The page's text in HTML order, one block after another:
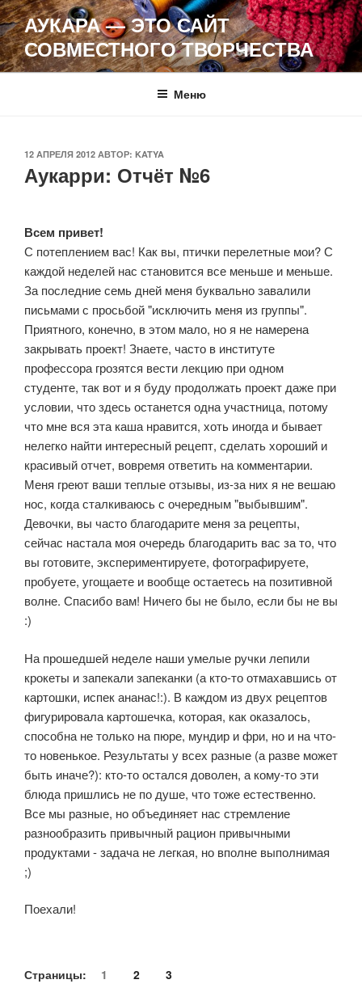
Перейти
к
содержимому
АУКАРА — ЭТО САЙТ
СОВМЕСТНОГО ТВОРЧЕСТВА
Меню
ОПУБЛИКОВАНО
12 АПРЕЛЯ 2012 АВТОР: KATYA
Аукарри: Отчёт №6
Всем привет!
С потеплением вас! Как вы, птички перелетные мои?С
каждой неделей нас становится все меньше и меньше.
За последние семь дней меня буквально завалили
письмами с просьбой "исключить меня из группы".
Приятного, конечно, в этом мало, но я не намерена
закрывать проект! Знаете, часто в институте
профессора грозятся вести лекцию при одном
студенте, так вот и я буду продолжать проект даже при
условии, что здесь останется одна участница, потому
что мне вся эта каша нравится, хоть иногда и бывает
нелегко найти интересный рецепт, сделать хороший и
красивый отчет, вовремя ответить на комментарии.
Меня греют ваши теплые отзывы, из-за них я не вешаю
нос, когда сталкиваюсь с очередным "выбывшим".
Девочки, вы часто благодарите меня за рецепты,
сейчас настала моя очередь благодарить вас за то, что
вы готовите, экспериментируете, фотографируете,
пробуете, угощаете и вообще остаетесь на позитивной
волне. Спасибо вам! Ничего бы не было, если бы не вы
:)
На прошедшей неделе наши умелые ручки лепили
крокеты и запекали запеканки (а кто-то отмахавшись от
картошки, испек ананас!:). В каждом из двух рецептов
фигурировала картошечка, которая, как оказалось,
способна не только на пюре, мундир и фри, но и на что-
то новенькое. Результаты у всех разные (а разве может
быть иначе?): кто-то остался доволен, а кому-то эти
блюда пришлись не по душе, что тоже естественно.
Все мы разные, но объединяет нас стремление
разнообразить привычный рацион привычными
продуктами - задача не легкая, но вполне выполнимая
;)
Поехали!
Страницы: 1 2 3